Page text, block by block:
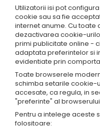
Utilizatorii isi pot
cookie sau sa fie
internet anume. Cu toate
dezactivarea cookie-
primi publicitate online -
adaptata preferintelor si
evidentiate prin
Toate browserele
schimba setarile cookie-
accesate, ca regula, in
"preferinte" al
Pentru a intelege aceste
folositoare: